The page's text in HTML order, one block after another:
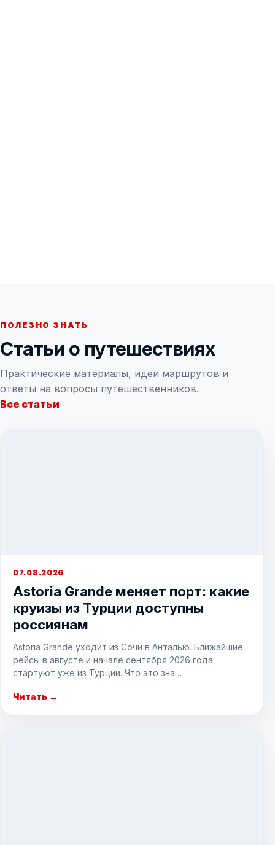
ПОЛЕЗНО ЗНАТЬ
Статьи о путешествиях
Практические материалы, идеи маршрутов и
ответы на вопросы путешественников.
Все статьи
07.08.2026
Astoria Grande меняет порт: какие
круизы из Турции доступны
россиянам
Astoria Grande уходит из Сочи в Анталью. Ближайшие
рейсы в августе и начале сентября 2026 года
стартуют уже из Турции. Что это зна…
Читать →